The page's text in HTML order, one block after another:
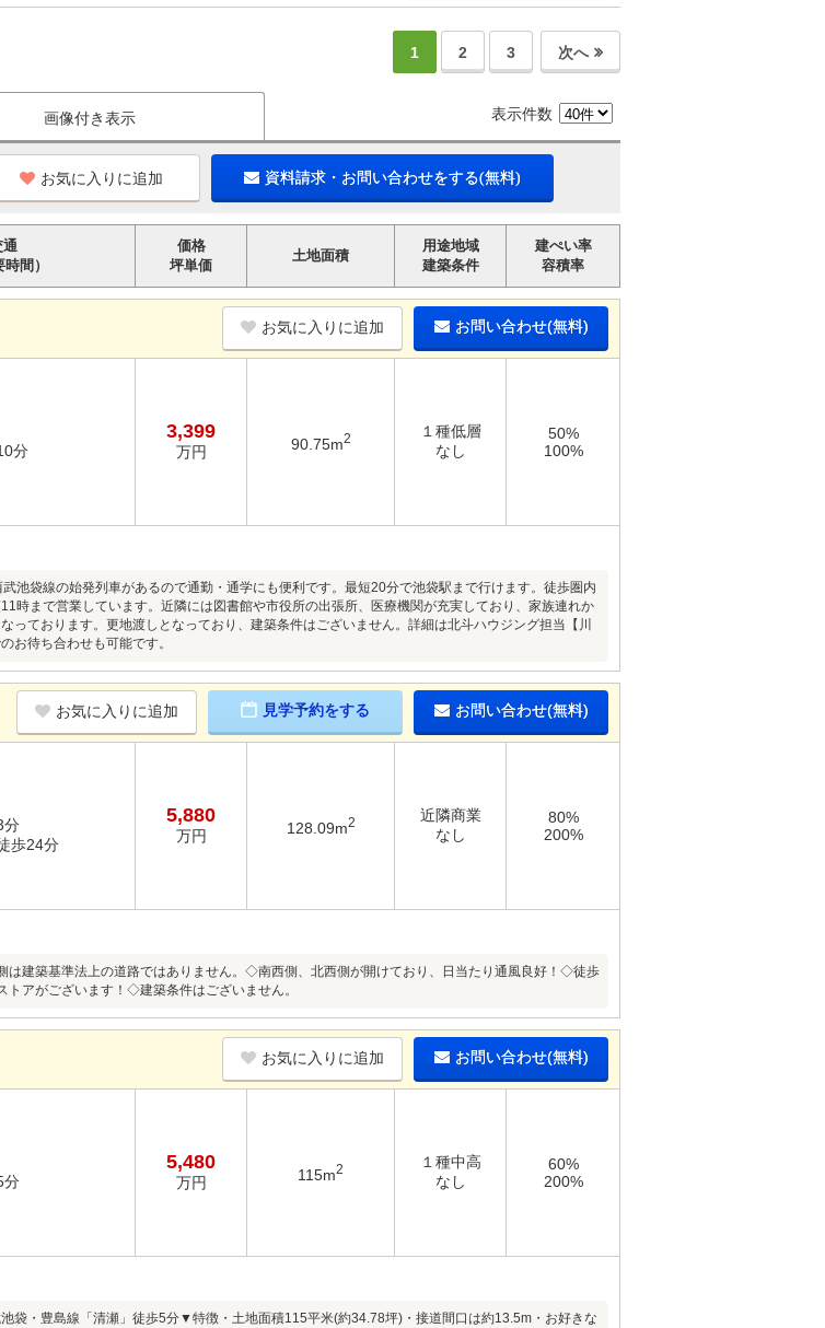
1 2 3 次へ
画像付き表示 表示件数
お気に入りに追加 資料請求・お問い合わせをする(無料)
通
間）
価格
坪単価
土地面積
用途地域
建築条件
建ぺい率
容積率
お気に入りに追加 お問い合わせ(無料)
分
3,399
万円 90.75m2
１種低層
なし
50%
100%
池袋線の始発列車があるので通勤・通学にも便利です。最短20分で池袋駅まで行けます。徒歩圏内
時まで営業しています。近隣には図書館や市役所の出張所、医療機関が充実しており、家族連れか
っております。更地渡しとなっており、建築条件はございません。詳細は北斗ハウジング担当【川
お待ち合わせも可能です。
お気に入りに追加 見学予約をする お問い合わせ(無料)
分
歩24分
5,880
万円 128.09m2
近隣商業
なし
80%
200%
建築基準法上の道路ではありません。◇南西側、北西側が開けており、日当たり通風良好！◇徒歩
アがございます！◇建築条件はございません。
お気に入りに追加 お問い合わせ(無料)
分
5,480
万円 115m2
１種中高
なし
60%
200%
袋・豊島線「清瀬」徒歩5分▼特徴・土地面積115平米(約34.78坪)・接道間口は約13.5m・お好きな